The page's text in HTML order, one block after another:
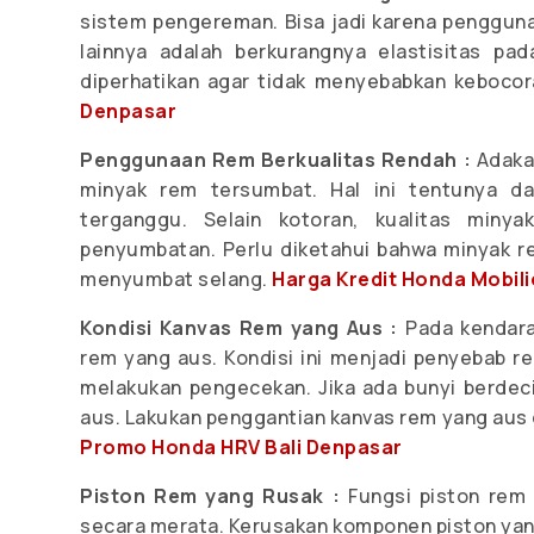
sistem pengereman. Bisa jadi karena
lainnya adalah berkurangnya elastisitas
diperhatikan agar tidak menyebabkan
Denpasar
Penggunaan Rem Berkualitas Rendah :
minyak rem tersumbat. Hal ini tentunya
terganggu. Selain kotoran, kualitas
penyumbatan. Perlu diketahui bahwa minyak
menyumbat selang. Harga Kredit Honda
Kondisi Kanvas Rem yang Aus : Pada
rem yang aus. Kondisi ini menjadi penyebab
melakukan pengecekan. Jika ada bunyi
aus. Lakukan penggantian kanvas rem yang
Promo Honda HRV Bali Denpasar
Piston Rem yang Rusak : Fungsi piston rem
secara merata. Kerusakan komponen piston